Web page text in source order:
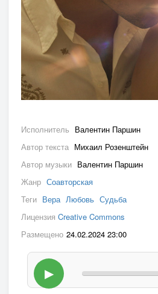
Исполнитель Валентин Паршин
Автор текста Михаил Розенштейн
Автор музыки Валентин Паршин
Жанр Соавторская
Теги Вера Любовь Судьба
Лицензия Creative Commons
Размещено 24.02.2024 23:00
▶